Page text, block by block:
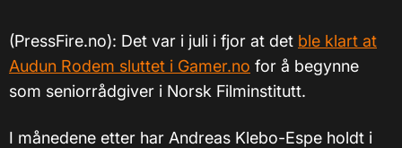
(PressFire.no): Det var i juli i fjor at det ble klart at
Audun Rodem sluttet i Gamer.no for å begynne
som seniorrådgiver i Norsk Filminstitutt.
I månedene etter har Andreas Klebo-Espe holdt i